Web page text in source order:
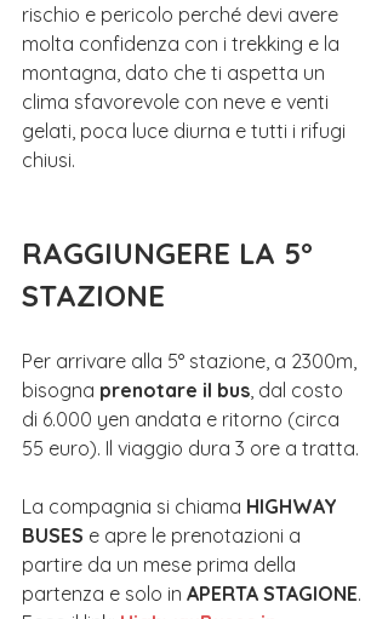
rischio e pericolo perché devi avere
molta confidenza con i trekking e la
montagna, dato che ti aspetta un
clima sfavorevole con neve e venti
gelati, poca luce diurna e tutti i rifugi
chiusi.
RAGGIUNGERE LA 5°
STAZIONE
Per arrivare alla 5° stazione, a 2300m,
bisogna prenotare il bus , dal costo
di 6.000 yen andata e ritorno (circa
55 euro). Il viaggio dura 3 ore a tratta.
La compagnia si chiama HIGHWAY
BUSES e apre le prenotazioni a
partire da un mese prima della
partenza e solo in APERTA STAGIONE.